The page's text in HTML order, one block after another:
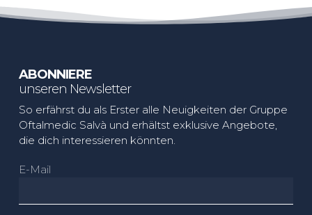
ABONNIERE
unseren Newsletter
So erfährst du als Erster alle Neuigkeiten der Gruppe
Oftalmedic Salvà und erhältst exklusive Angebote,
die dich interessieren könnten.
E-Mail